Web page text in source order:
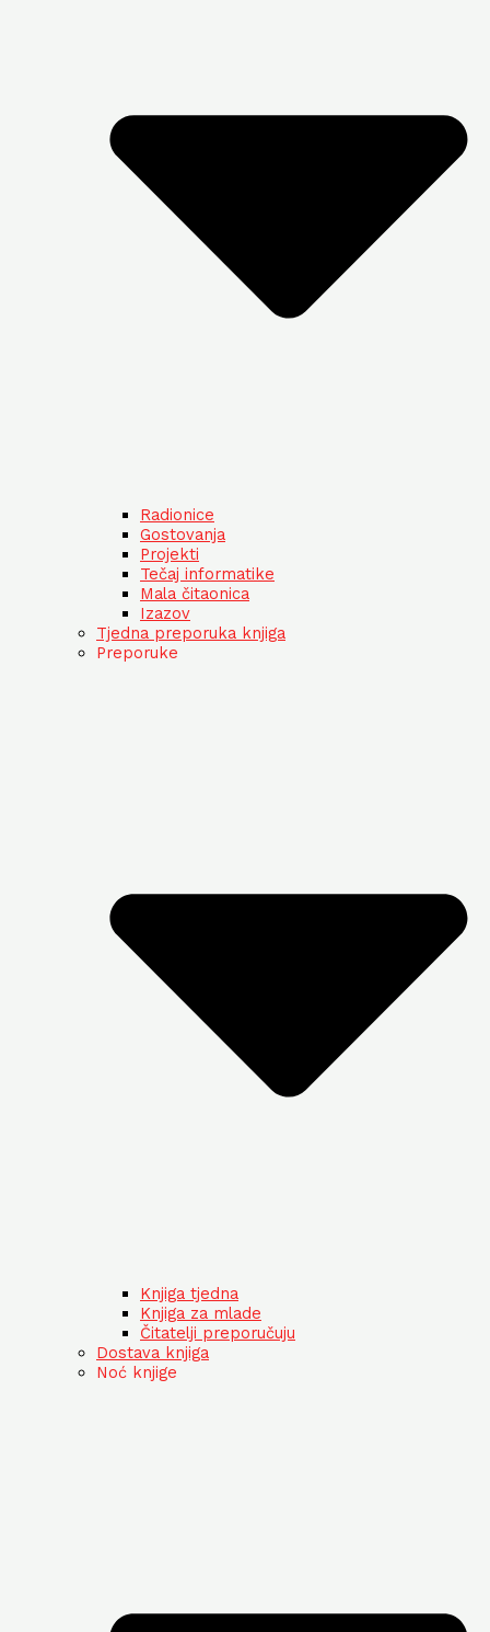
Radionice
Gostovanja
Projekti
Tečaj informatike
Mala čitaonica
Izazov
Tjedna preporuka knjiga
Preporuke
Knjiga tjedna
Knjiga za mlade
Čitatelji preporučuju
Dostava knjiga
Noć knjige